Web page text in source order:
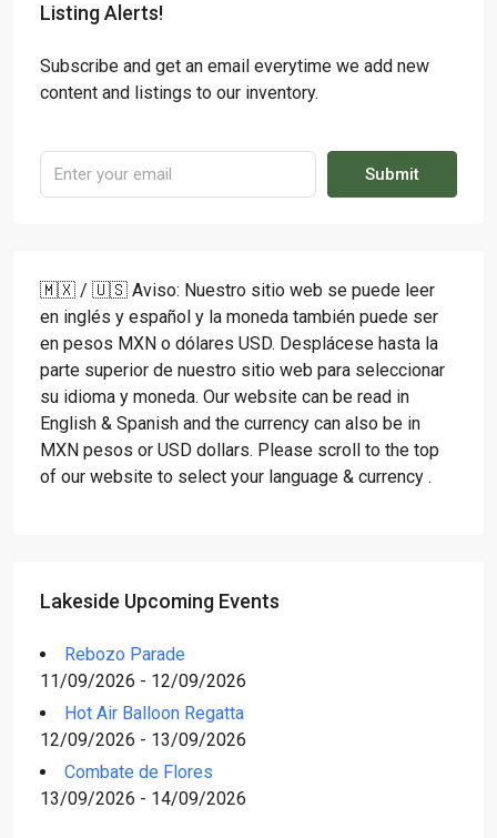
Listing Alerts!
Subscribe and get an email everytime we add new
content and listings to our inventory.
Submit
🇲🇽 / 🇺🇸 Aviso: Nuestro sitio web se puede leer
en inglés y español y la moneda también puede ser
en pesos MXN o dólares USD. Desplácese hasta la
parte superior de nuestro sitio web para seleccionar
su idioma y moneda. Our website can be read in
English & Spanish and the currency can also be in
MXN pesos or USD dollars. Please scroll to the top
of our website to select your language & currency .
Lakeside Upcoming Events
Rebozo Parade
11/09/2026 - 12/09/2026
Hot Air Balloon Regatta
12/09/2026 - 13/09/2026
Combate de Flores
13/09/2026 - 14/09/2026